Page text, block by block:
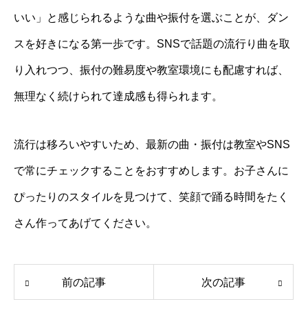
いい」と感じられるような曲や振付を選ぶことが、ダン
スを好きになる第一歩です。SNSで話題の流行り曲を取
り入れつつ、振付の難易度や教室環境にも配慮すれば、
無理なく続けられて達成感も得られます。
流行は移ろいやすいため、最新の曲・振付は教室やSNS
で常にチェックすることをおすすめします。お子さんに
ぴったりのスタイルを見つけて、笑顔で踊る時間をたく
さん作ってあげてください。
前の記事 次の記事